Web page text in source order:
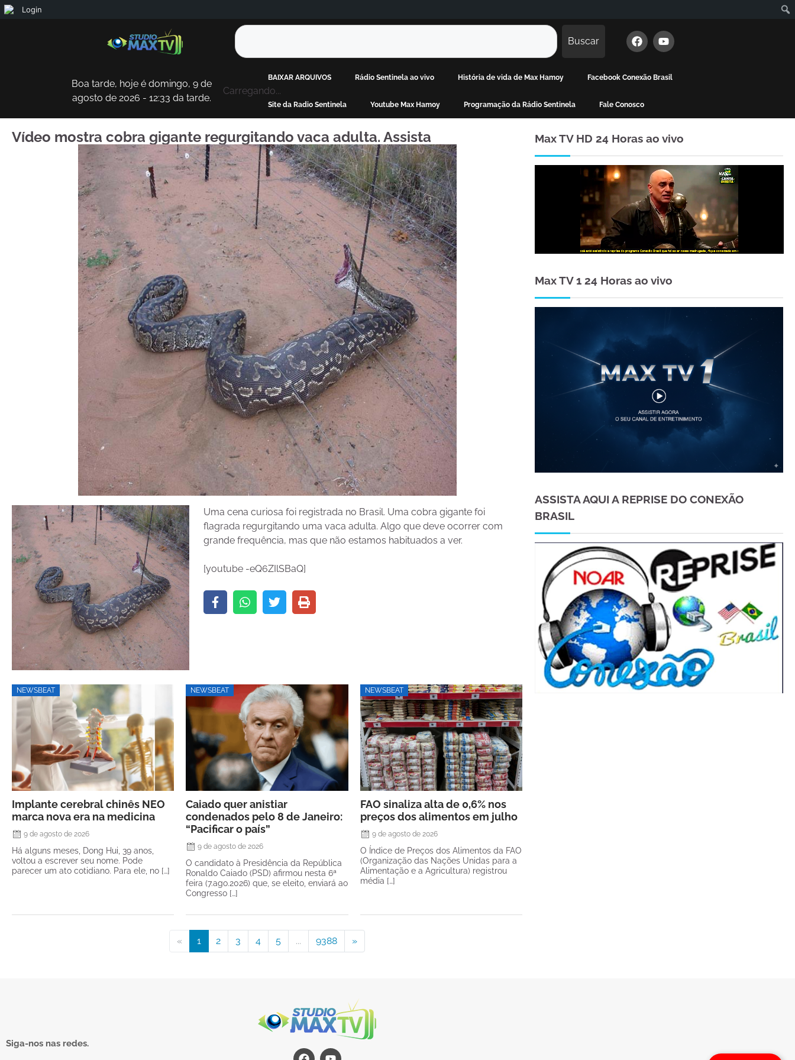
Buscar
Boa tarde, hoje é domingo, 9 de
agosto de 2026 - 12:33 da tarde.
Carregando...
BAIXAR ARQUIVOS Rádio Sentinela ao vivo História de vida de Max Hamoy Facebook Conexão Brasil
Site da Radio Sentinela Youtube Max Hamoy Programação da Rádio Sentinela Fale Conosco
Vídeo mostra cobra gigante regurgitando vaca adulta. Assista
Uma cena curiosa foi registrada no Brasil. Uma cobra gigante foi
flagrada regurgitando uma vaca adulta. Algo que deve ocorrer com
grande frequência, mas que não estamos habituados a ver.
[youtube -eQ6ZIlSBaQ]
NEWSBEAT
Implante cerebral chinês NEO
marca nova era na medicina
9 de agosto de 2026
Há alguns meses, Dong Hui, 39 anos,
voltou a escrever seu nome. Pode
parecer um ato cotidiano. Para ele, no […]
NEWSBEAT
Caiado quer anistiar
condenados pelo 8 de Janeiro:
“Pacificar o país”
9 de agosto de 2026
O candidato à Presidência da República
Ronaldo Caiado (PSD) afirmou nesta 6ª
feira (7.ago.2026) que, se eleito, enviará ao
Congresso […]
NEWSBEAT
FAO sinaliza alta de 0,6% nos
preços dos alimentos em julho
9 de agosto de 2026
O Índice de Preços dos Alimentos da FAO
(Organização das Nações Unidas para a
Alimentação e a Agricultura) registrou
média […]
« 1 2 3 4 5 ... 9388 »
Max TV HD 24 Horas ao vivo
Max TV 1 24 Horas ao vivo
ASSISTA AQUI A REPRISE DO CONEXÃO
BRASIL
Siga-nos nas redes.
Login